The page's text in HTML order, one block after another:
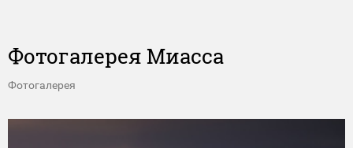
Фотогалерея Миасса
Фотогалерея